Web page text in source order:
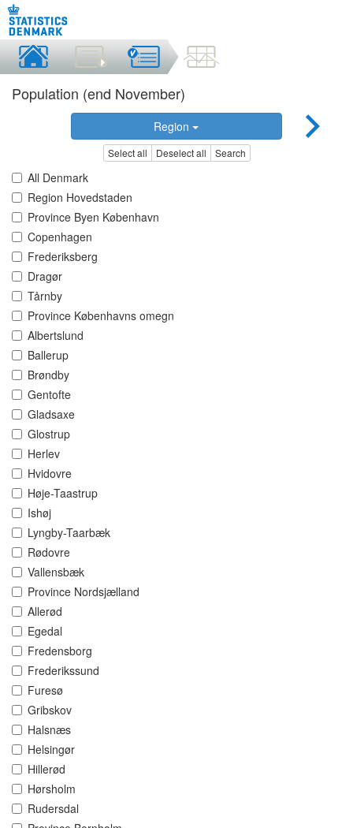
Population (end November)
Region
Select all Deselect all Search
All Denmark
Region Hovedstaden
Province Byen København
Copenhagen
Frederiksberg
Dragør
Tårnby
Province Københavns omegn
Albertslund
Ballerup
Brøndby
Gentofte
Gladsaxe
Glostrup
Herlev
Hvidovre
Høje-Taastrup
Ishøj
Lyngby-Taarbæk
Rødovre
Vallensbæk
Province Nordsjælland
Allerød
Egedal
Fredensborg
Frederikssund
Furesø
Gribskov
Halsnæs
Helsingør
Hillerød
Hørsholm
Rudersdal